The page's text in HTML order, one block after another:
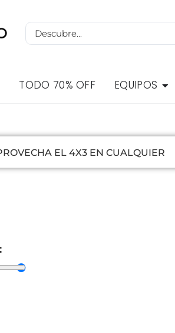
TODO 70% OFF EQUIPOS
EL 4X3 EN CUALQUIER